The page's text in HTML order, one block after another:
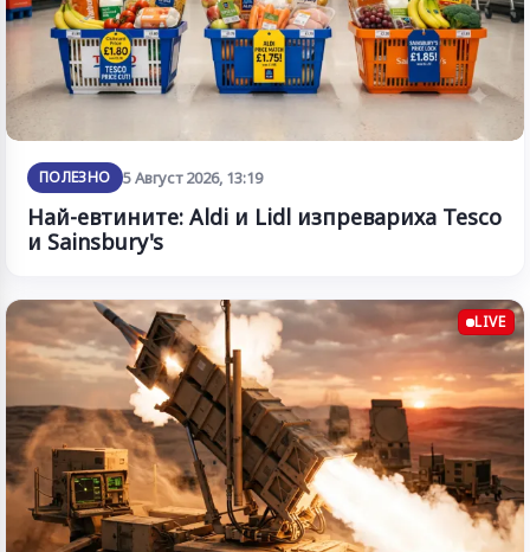
ПОЛЕЗНО 5 Август 2026, 13:19
Най-евтините: Aldi и Lidl изпревариха Tesco
и Sainsbury's
LIVE